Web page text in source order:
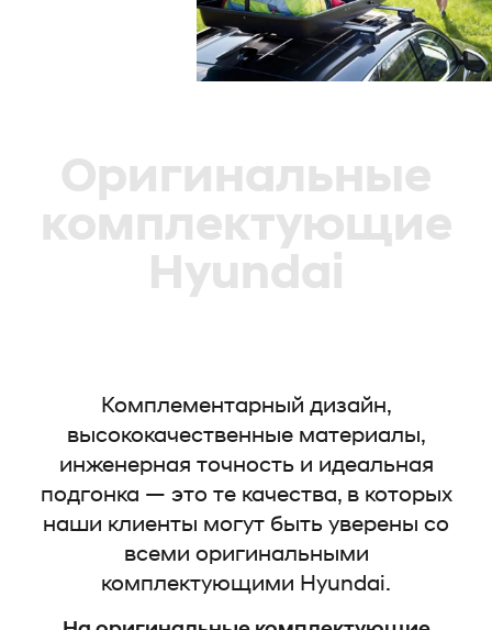
Оригинальные
комплектующие
Hyundai
Комплементарный дизайн,
высококачественные материалы,
инженерная точность и идеальная
подгонка — это те качества, в которых
наши клиенты могут быть уверены со
всеми оригинальными
комплектующими Hyundai.